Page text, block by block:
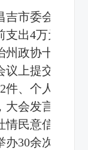
吉市委会于
支出4万元，
州政协十二届
议上提交集体
件、个人提案
大会发言
情民意信息
办30余次提案